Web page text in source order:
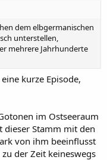
dem elbgermanischen
unterstellen,
mehrere Jahrhunderte
kurze Episode,
im Ostseeraum
dieser Stamm mit den
von ihm beeinflusst
der Zeit keineswegs